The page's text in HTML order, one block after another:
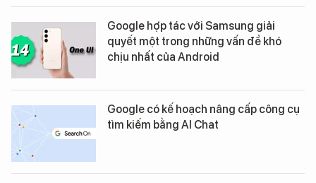
Google hợp tác với Samsung giải
quyết một trong những vấn đề khó
chịu nhất của Android
Google có kế hoạch nâng cấp công cụ
tìm kiếm bằng AI Chat